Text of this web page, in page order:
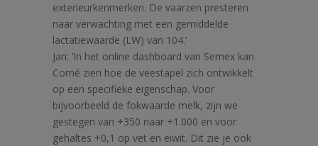
exterieurkenmerken. De vaarzen presteren
naar verwachting met een gemiddelde
lactatiewaarde (LW) van 104.’
Jan: ‘In het online dashboard van Semex kan
Corné zien hoe de veestapel zich ontwikkelt
op een specifieke eigenschap. Voor
bijvoorbeeld de fokwaarde melk, zijn we
gestegen van +350 naar +1.000 en voor
gehaltes +0,1 op vet en eiwit. Dit zie je ook